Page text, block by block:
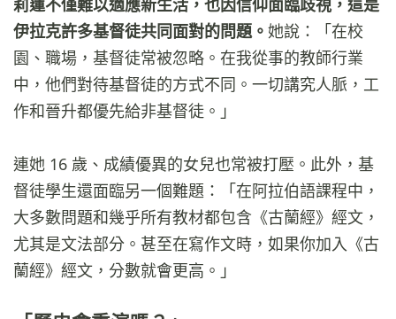
莉蓮不僅難以適應新生活，也因信仰面臨歧視，這是
伊拉克許多基督徒共同面對的問題。 她說：「在校
園、職場，基督徒常被忽略。在我從事的教師行業
中，他們對待基督徒的方式不同。一切講究人脈，工
作和晉升都優先給非基督徒。」
連她 16 歲、成績優異的女兒也常被打壓。此外，基
督徒學生還面臨另一個難題：「在阿拉伯語課程中，
大多數問題和幾乎所有教材都包含《古蘭經》經文，
尤其是文法部分。甚至在寫作文時，如果你加入《古
蘭經》經文，分數就會更高。」